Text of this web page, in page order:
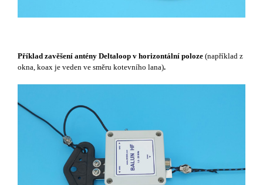
Příklad zavěšení antény Deltaloop v horizontální poloze (například z
okna, koax je veden ve směru kotevního lana).